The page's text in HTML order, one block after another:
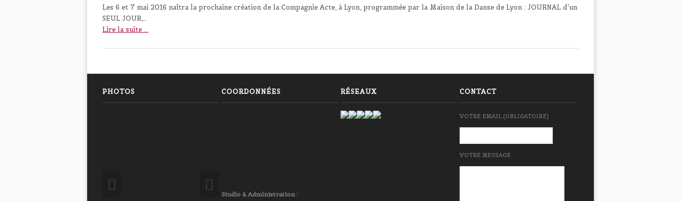
Les 6 et 7 mai 2016 naîtra la prochaine création de la Compagnie Acte, à Lyon, programmée par la Maison de la Danse de Lyon : JOURNAL d'un
SEUL JOUR,…
Lire la suite ...
PHOTOS COORDONNÉES
Studio & Administration :
RÉSEAUX CONTACT
VOTRE EMAIL (OBLIGATOIRE)
VOTRE MESSAGE